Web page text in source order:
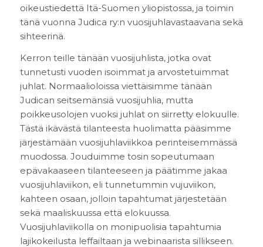
oikeustiedettä Itä-Suomen yliopistossa, ja toimin
tänä vuonna Judica ry:n vuosijuhlavastaavana sekä
sihteerinä.
Kerron teille tänään vuosijuhlista, jotka ovat
tunnetusti vuoden isoimmat ja arvostetuimmat
juhlat. Normaalioloissa viettäisimme tänään
Judican seitsemänsiä vuosijuhlia, mutta
poikkeusolojen vuoksi juhlat on siirretty elokuulle.
Tästä ikävästä tilanteesta huolimatta pääsimme
järjestämään vuosijuhlaviikkoa perinteisemmässä
muodossa. Jouduimme tosin sopeutumaan
epävakaaseen tilanteeseen ja päätimme jakaa
vuosijuhlaviikon, eli tunnetummin vujuviikon,
kahteen osaan, jolloin tapahtumat järjestetään
sekä maaliskuussa että elokuussa.
Vuosijuhlaviikolla on monipuolisia tapahtumia
lajikokeilusta leffailtaan ja webinaarista sillikseen.